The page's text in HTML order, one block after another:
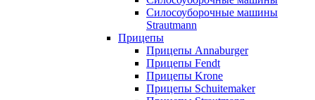
Силосоуборочные машины
Strautmann
Прицепы
Прицепы Annaburger
Прицепы Fendt
Прицепы Krone
Прицепы Schuitemaker